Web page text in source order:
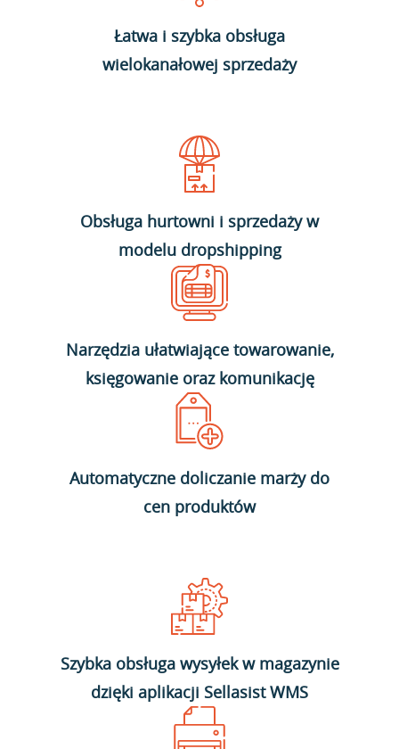
Łatwa i szybka obsługa
wielokanałowej sprzedaży
Obsługa hurtowni i sprzedaży w
modelu dropshipping
Narzędzia ułatwiające towarowanie,
księgowanie oraz komunikację
Automatyczne doliczanie marży do
cen produktów
Szybka obsługa wysyłek w magazynie
dzięki aplikacji Sellasist WMS